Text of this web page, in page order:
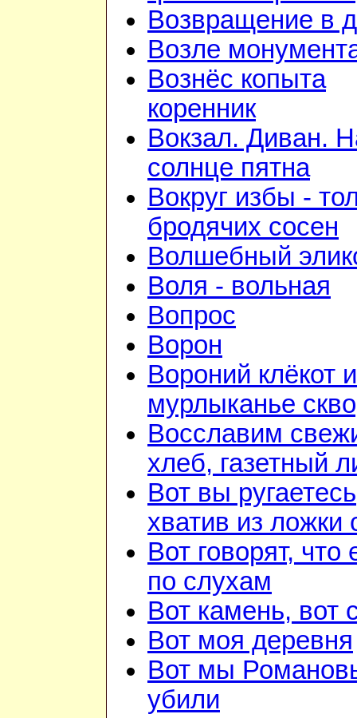
Возвращение в
Возле
Вознёс копыта
коренник
Вокзал. Диван.
солнце пятна
Вокруг избы -
бродячих сосен
Волшебный
Воля - вольная
Вопрос
Ворон
Вороний клёкот и
мурлыканье
Восславим
хлеб, газетный
Вот вы
хватив из ложки
Вот говорят, что
по слухам
Вот камень, вот
Вот моя деревня
Вот мы
убили